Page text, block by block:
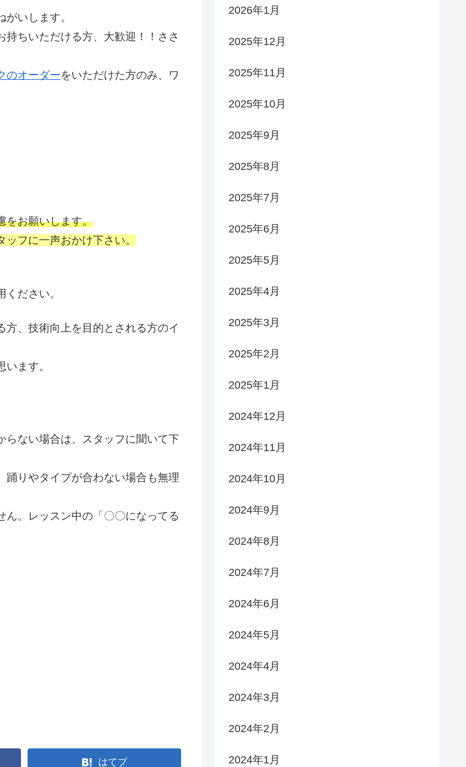
いします。
ちいただける方、大歓迎！！ささ
のオーダーをいただけた方のみ、ワ
をお願いします。
フに一声おかけ下さい。
ださい。
、技術向上を目的とされる方のイ
ます。
らない場合は、スタッフに聞いて下
踊りやタイプが合わない場合も無理
ん。レッスン中の「〇〇になってる
はてブ
2026年1月
2025年12月
2025年11月
2025年10月
2025年9月
2025年8月
2025年7月
2025年6月
2025年5月
2025年4月
2025年3月
2025年2月
2025年1月
2024年12月
2024年11月
2024年10月
2024年9月
2024年8月
2024年7月
2024年6月
2024年5月
2024年4月
2024年3月
2024年2月
2024年1月